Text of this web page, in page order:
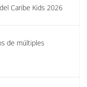
Caribe Kids 2026
de múltiples